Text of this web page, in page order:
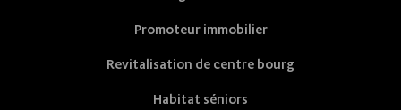
Promoteur immobilier
Revitalisation de centre bourg
Habitat séniors